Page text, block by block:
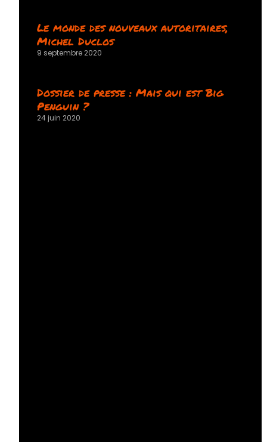
Le monde des nouveaux autoritaires,
Michel Duclos
9 septembre 2020
Dossier de presse : Mais qui est Big
Penguin ?
24 juin 2020